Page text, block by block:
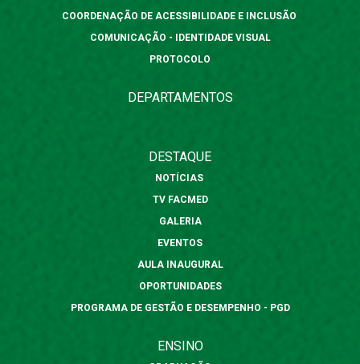
COORDENAÇÃO DE ACESSIBILIDADE E INCLUSÃO
COMUNICAÇÃO - IDENTIDADE VISUAL
PROTOCOLO
DEPARTAMENTOS
DESTAQUE
NOTÍCIAS
TV FACMED
GALERIA
EVENTOS
AULA INAUGURAL
OPORTUNIDADES
PROGRAMA DE GESTÃO E DESEMPENHO - PGD
ENSINO